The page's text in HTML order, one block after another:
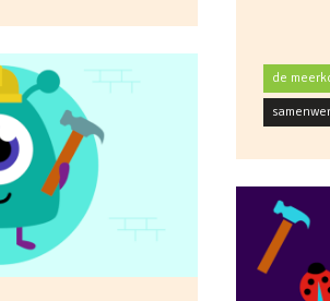
de